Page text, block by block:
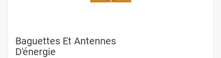
Baguettes Et Antennes
D'énergie